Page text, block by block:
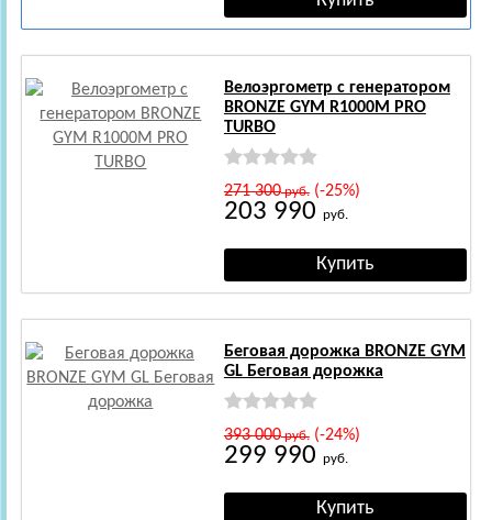
Велоэргометр с генератором
BRONZE GYM R1000M PRO
TURBO
271 300руб.(-25%)
203 990 руб.
Беговая дорожка BRONZE GYM
GL Беговая дорожкa
393 000руб.(-24%)
299 990 руб.